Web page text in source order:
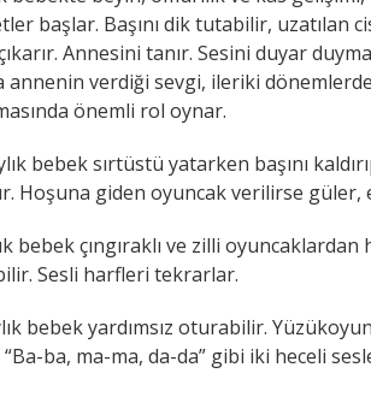
başlar. Başını dik tutabilir, uzatılan
Annesini tanır. Sesini duyar
annenin verdiği sevgi, ileriki
önemli rol oynar.
bebek sırtüstü yatarken başını
Hoşuna giden oyuncak verilirse güler,
bebek çıngıraklı ve zilli
Sesli harfleri tekrarlar.
bebek yardımsız oturabilir.
“Ba-ba, ma-ma, da-da” gibi iki heceli